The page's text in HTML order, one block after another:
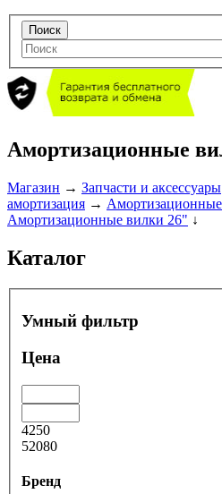
Амортизационные
Магазин → Запчасти и аксессуары
амортизация →
Амортизационные вилки 26" ↓
Каталог
Умный фильтр
Цена
4250
52080
Бренд